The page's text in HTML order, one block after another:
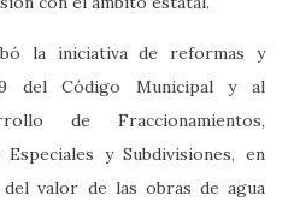
la iniciativa de reformas y
del Código Municipal y al
de Fraccionamientos,
y Subdivisiones, en
valor de las obras de agua